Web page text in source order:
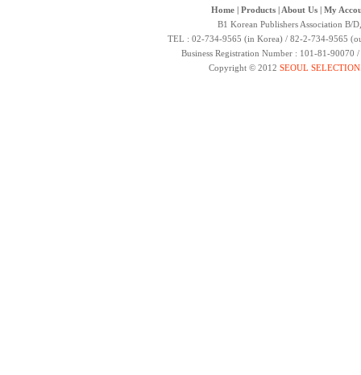
Home| Products| About Us| My
B1 Korean Publishers Association B/
TEL : 02-734-9565 (in Korea) / 82-2-734-9565
Business Registration Number : 101-81-
Copyright © 2012 SEOUL SELECTION